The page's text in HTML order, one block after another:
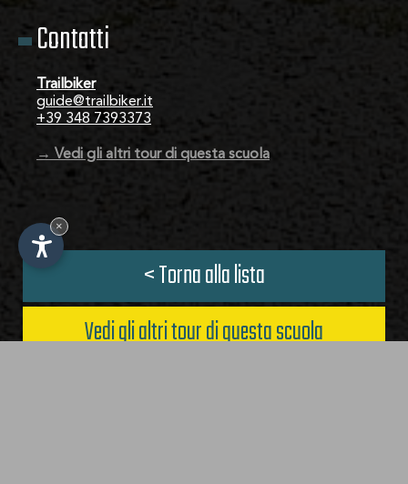
IT-DE-EN
Contatti
Trailbiker
guide@trailbiker.it
+39 348 7393373
→ Vedi gli altri tour di questa scuola
< Torna alla lista
Vedi gli altri tour di questa scuola
×